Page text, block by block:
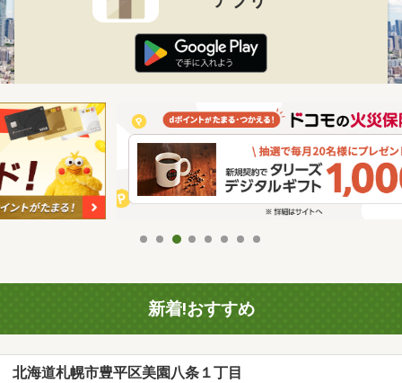
新着!おすすめ
北海道札幌市豊平区美園八条１丁目